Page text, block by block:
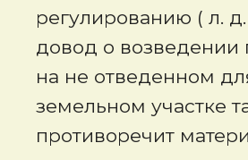
регулированию ( л.
довод о возведении
на не отведенном
земельном участке
противоречит